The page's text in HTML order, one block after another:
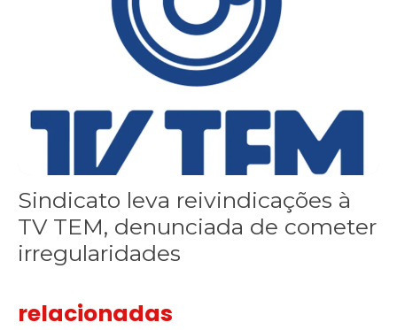
Sindicato leva reivindicações à
TV TEM, denunciada de cometer
irregularidades
relacionadas